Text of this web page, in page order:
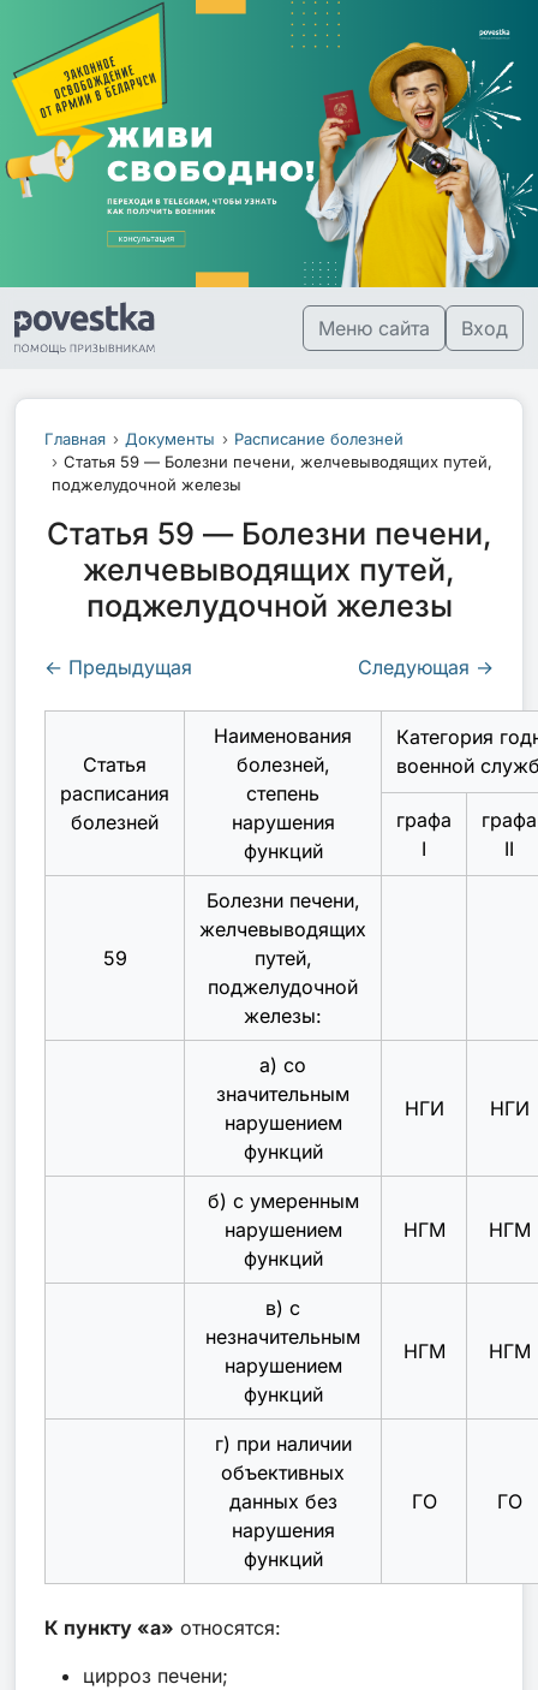
Меню сайта Вход
Главная Документы
Расписание болезней
Статья 59 — Болезни печени, желчевыводящих путей,
поджелудочной железы
Статья 59 — Болезни печени,
желчевыводящих путей,
поджелудочной железы
← Предыдущая Следующая →
Статья
расписания
болезней
Наименования
болезней,
степень
нарушения
функций
Категория
военной
графа
I
графа
II
59
Болезни печени,
желчевыводящих
путей,
поджелудочной
железы:
а) со
значительным
нарушением
функций
НГИ НГИ
б) с умеренным
нарушением
функций
НГМ НГМ
в) с
незначительным
нарушением
функций
НГМ НГМ
г) при наличии
объективных
данных без
нарушения
функций
ГО ГО
К пункту «а» относятся:
цирроз печени;